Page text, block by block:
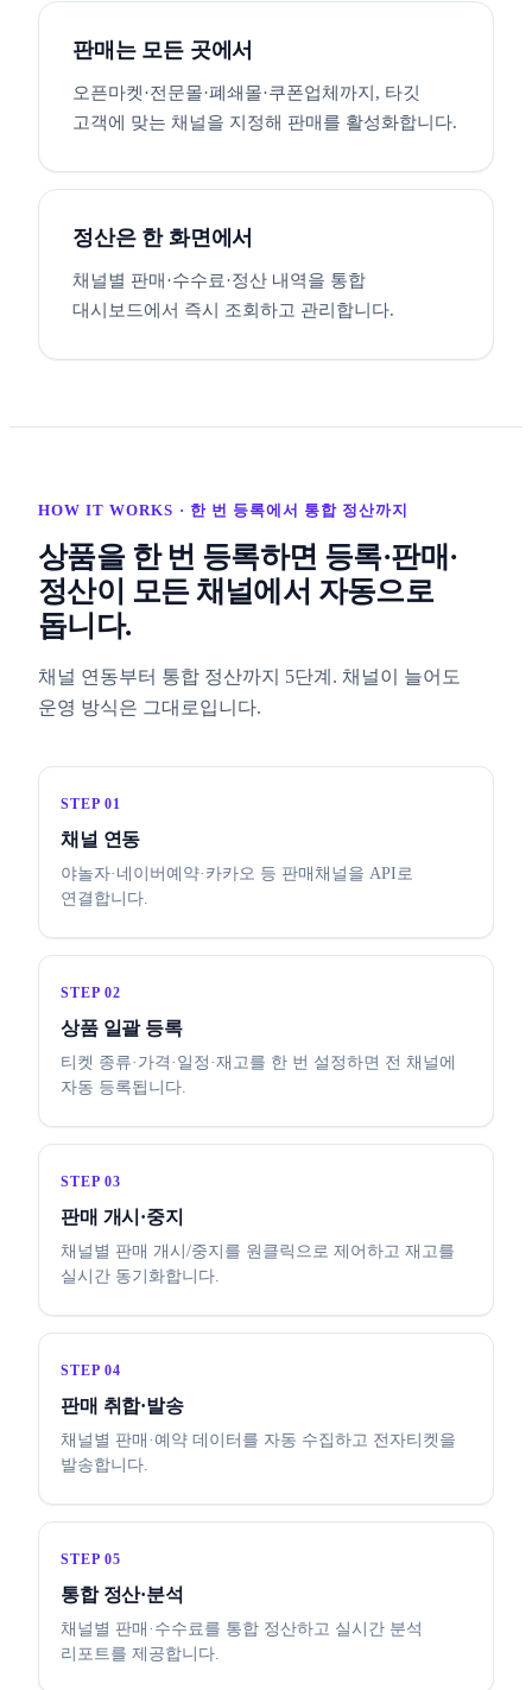
판매는 모든 곳에서
오픈마켓·전문몰·폐쇄몰·쿠폰업체까지, 타깃
고객에 맞는 채널을 지정해 판매를 활성화합니다.
정산은 한 화면에서
채널별 판매·수수료·정산 내역을 통합
대시보드에서 즉시 조회하고 관리합니다.
HOW IT WORKS · 한 번 등록에서 통합 정산까지
상품을 한 번 등록하면 등록·판매·
정산이 모든 채널에서 자동으로
돕니다.
채널 연동부터 통합 정산까지 5단계. 채널이 늘어도
운영 방식은 그대로입니다.
STEP 01
채널 연동
야놀자·네이버예약·카카오 등 판매채널을 API로
연결합니다.
STEP 02
상품 일괄 등록
티켓 종류·가격·일정·재고를 한 번 설정하면 전 채널에
자동 등록됩니다.
STEP 03
판매 개시·중지
채널별 판매 개시/중지를 원클릭으로 제어하고 재고를
실시간 동기화합니다.
STEP 04
판매 취합·발송
채널별 판매·예약 데이터를 자동 수집하고 전자티켓을
발송합니다.
STEP 05
통합 정산·분석
채널별 판매·수수료를 통합 정산하고 실시간 분석
리포트를 제공합니다.